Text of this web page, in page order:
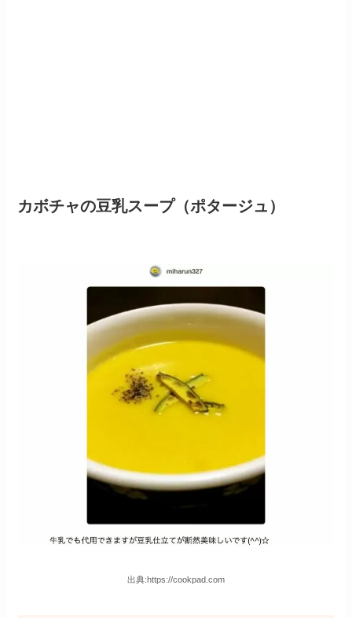
カボチャの豆乳スープ（ポタージュ）
出典:https://cookpad.com